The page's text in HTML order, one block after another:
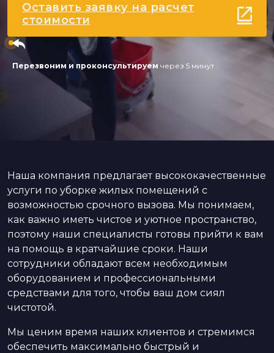
Оставить заявку на расчет
стоимости
Перезвоним и проконсультируем через 5 минут
Наша компания предлагает высококачественные
услуги по уборке жилых помещений с
возможностью срочного вызова. Мы понимаем,
как важно иметь чистое и уютное пространство,
поэтому наши специалисты готовы прийти к вам
на помощь в кратчайшие сроки. Наши
сотрудники обладают всем необходимым
оборудованием и профессиональными
средствами для того, чтобы ваш дом сиял
чистотой.
Мы ценим время наших клиентов и стремимся
обеспечить максимально быстрый и